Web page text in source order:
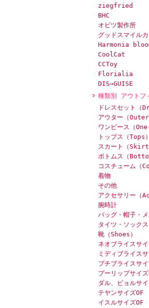
ziegfried
BHC
オビツ製作所
グッドスマイル
Harmonia
CoolCat
CCToy
Florialia
DIS→GUISE
種類別 アウト
ドレスセット（
アウター（Outer
ワンピース（
トップス（Tops）
スカート（Skirt
ボトムス（
コスチューム（
着物
その他
アクセサリー（
腕時計
バッグ・帽子・
タイツ・ソックス
靴（Shoes）
ネオブライスサ
ミディブライス
プチブライスサイ
プーリップサイズ
ダル、ビョルサイ
テヤンサイズOF
イスルサイズOF